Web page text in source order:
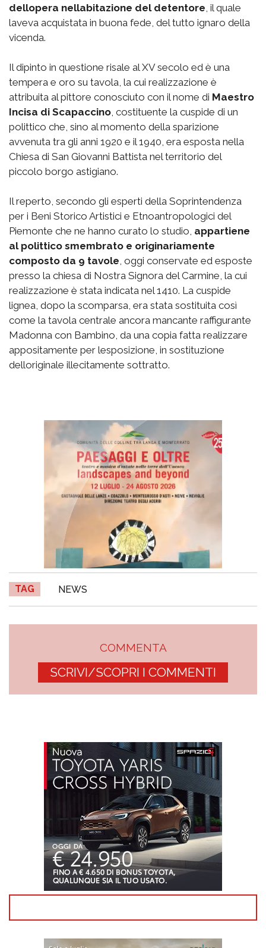
dellopera nellabitazione del detentore, il quale
laveva acquistata in buona fede, del tutto ignaro della
vicenda.
Il dipinto in questione risale al XV secolo ed è una
tempera e oro su tavola, la cui realizzazione è
attribuita al pittore conosciuto con il nome di  Maestro
Incisa di Scapaccino, costituente la cuspide di un
polittico che, sino al momento della sparizione
avvenuta tra gli anni 1920 e il 1940, era esposta nella
Chiesa di San Giovanni Battista nel territorio del
piccolo borgo astigiano.
Il reperto, secondo gli esperti della Soprintendenza
per i Beni Storico Artistici e Etnoantropologici del
Piemonte che ne hanno curato lo studio, appartiene
al polittico smembrato e originariamente
composto da 9 tavole, oggi conservate ed esposte
presso la chiesa di Nostra Signora del Carmine, la cui
realizzazione è stata indicata nel 1410. La cuspide
lignea, dopo la scomparsa, era stata sostituita così
come la tavola centrale ancora mancante raffigurante
Madonna con Bambino, da una copia fatta realizzare
appositamente per lesposizione, in sostituzione
delloriginale illecitamente sottratto.
TAG NEWS
COMMENTA
SCRIVI/SCOPRI I COMMENTI